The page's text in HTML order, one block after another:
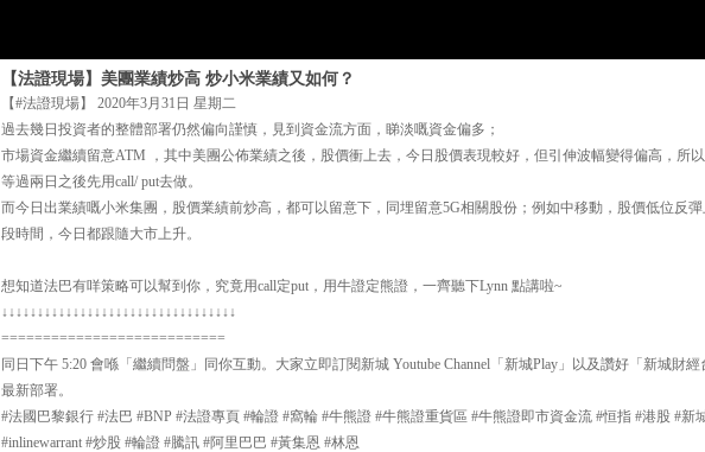
【法證現場】美團業績炒高 炒小米業績又如何？
【#法證現場】 2020年3月31日 星期二
過去幾日投資者的整體部署仍然偏向謹慎，見到資金流方面，睇淡嘅資金偏多；
市場資金繼續留意ATM ，其中美團公佈業績之後，股價衝上去，今日股價表現較好，但引伸波幅變得偏高，所
等過兩日之後先用call/ put去做。
而今日出業績嘅小米集團，股價業績前炒高，都可以留意下，同埋留意5G相關股份；例如中移動，股價低位反
段時間，今日都跟隨大市上升。
想知道法巴有咩策略可以幫到你，究竟用call定put，用牛證定熊證，一齊聽下Lynn 點講啦~
↓↓↓↓↓↓↓↓↓↓↓↓↓↓↓↓↓↓↓↓↓↓↓↓↓↓↓↓↓↓↓↓↓
===========================
同日下午 5:20 會喺「繼續問盤」同你互動。大家立即訂閱新城 Youtube Channel「新城Play」以及讚好「新城財
最新部署。
#法國巴黎銀行 #法巴 #BNP #法證專頁 #輪證 #窩輪 #牛熊證 #牛熊證重貨區 #牛熊證即市資金流 #恒指 #港股 #新
#inlinewarrant #炒股 #輪證 #騰訊 #阿里巴巴 #黃集恩 #林恩